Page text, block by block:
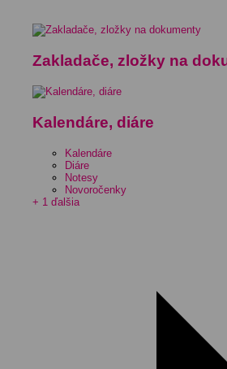
Zakladače, zložky na
Kalendáre, diáre
Kalendáre
Diáre
Notesy
Novoročenky
+ 1 ďalšia